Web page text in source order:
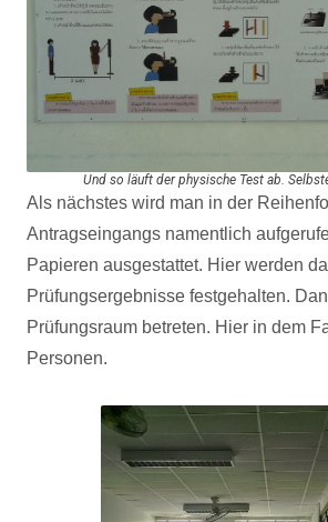
Und so läuft der physische Test ab.
Als nächstes wird man in der
Antragseingangs namentlich
Papieren ausgestattet. Hier werden
Prüfungsergebnisse festgehalten.
Prüfungsraum betreten. Hier in dem
Personen.